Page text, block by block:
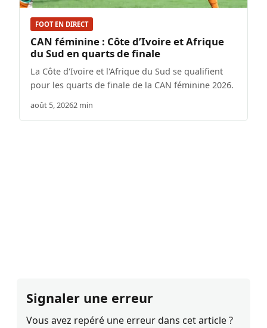
FOOT EN DIRECT
CAN féminine : Côte d’Ivoire et Afrique
du Sud en quarts de finale
La Côte d'Ivoire et l'Afrique du Sud se qualifient
pour les quarts de finale de la CAN féminine 2026.
août 5, 20262 min
Signaler une erreur
Vous avez repéré une erreur dans cet article ?